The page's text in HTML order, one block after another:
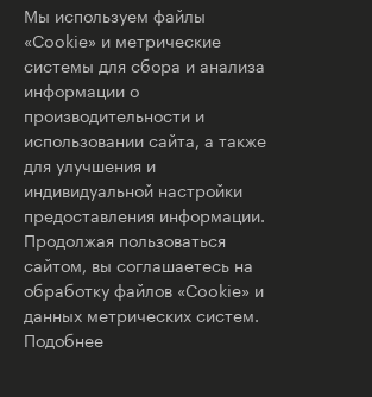
Мы используем файлы
«Cookie» и метрические
системы для сбора и анализа
информации о
производительности и
использовании сайта, а также
для улучшения и
индивидуальной настройки
предоставления информации.
Продолжая пользоваться
сайтом, вы соглашаетесь на
обработку файлов «Cookie» и
данных метрических систем.
Подобнее